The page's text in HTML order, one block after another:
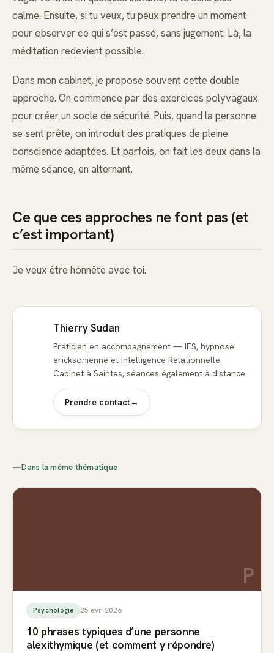
calme. Ensuite, si tu veux, tu peux prendre un moment
pour observer ce qui s’est passé, sans jugement. Là, la
méditation redevient possible.
Dans mon cabinet, je propose souvent cette double
approche. On commence par des exercices polyvagaux
pour créer un socle de sécurité. Puis, quand la personne
se sent prête, on introduit des pratiques de pleine
conscience adaptées. Et parfois, on fait les deux dans la
même séance, en alternant.
Ce que ces approches ne font pas (et
c’est important)
Je veux être honnête avec toi.
Thierry Sudan
Praticien en accompagnement — IFS, hypnose
ericksonienne et Intelligence Relationnelle.
Cabinet à Saintes, séances également à distance.
Prendre contact→
—Dans la même thématique
P
Psychologie 25 avr. 2026
10 phrases typiques d’une personne
alexithymique (et comment y répondre)